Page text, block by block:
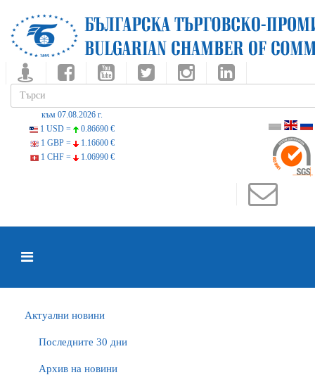
към 07.08.2026 г.
1 USD =
0.86690 €
1 GBP =
1.16600 €
1 CHF =
1.06990 €
Актуални новини
Последните 30 дни
Архив на новини